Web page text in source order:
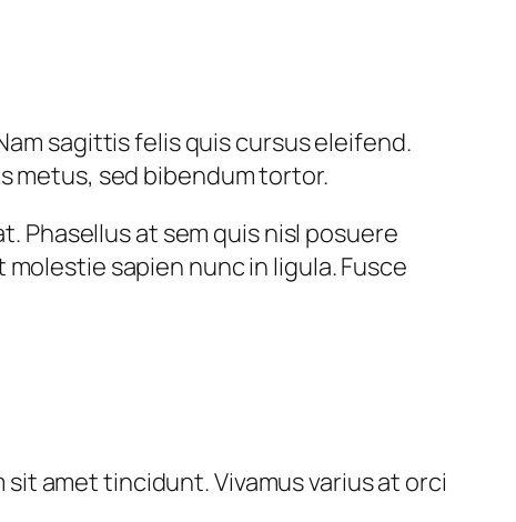
sagittis felis quis cursus eleifend.
metus, sed bibendum tortor.
Phasellus at sem quis nisl posuere
sapien nunc in ligula. Fusce
amet tincidunt. Vivamus varius at orci